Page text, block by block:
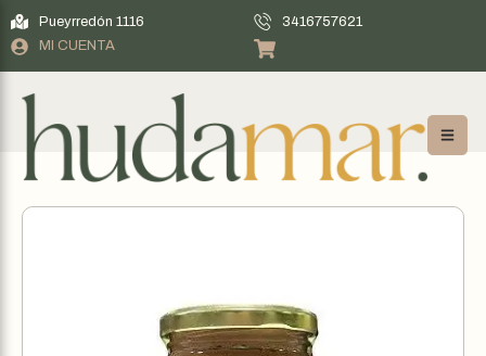
Pueyrredón 1116
3416757621
MI CUENTA